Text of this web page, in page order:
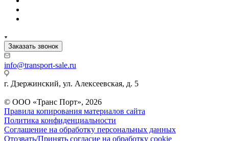
Заказать звонок
info@transport-sale.ru
г. Дзержинский, ул. Алексеевская, д. 5
© ООО «Транс Порт», 2026
Правила копирования материалов сайта
Политика конфиденциальности
Соглашение на обработку персональных данных
Отозвать/Принять согласие на обработку cookie